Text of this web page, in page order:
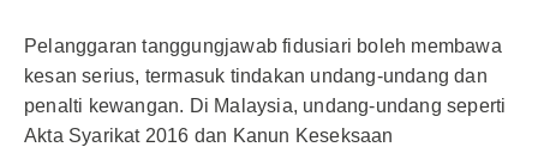
Pelanggaran tanggungjawab fidusiari boleh membawa
kesan serius, termasuk tindakan undang-undang dan
penalti kewangan. Di Malaysia, undang-undang seperti
Akta Syarikat 2016 dan Kanun Keseksaan